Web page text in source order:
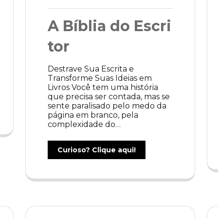
A Bíblia do Escri
tor
Destrave Sua Escrita e
Transforme Suas Ideias em
Livros Você tem uma história
que precisa ser contada, mas se
sente paralisado pelo medo da
página em branco, pela
complexidade do…
Curioso? Clique aqui!